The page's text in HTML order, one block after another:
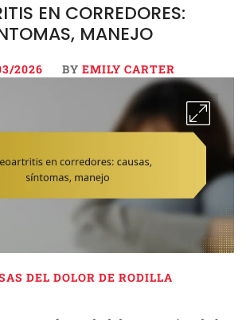
EN CORREDORES:
MANEJO
2026 BY EMILY CARTER
DEL DOLOR DE RODILLA